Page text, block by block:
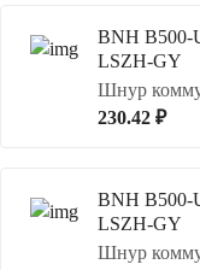
BNH B500-
LSZH-GY
Шнур
230.42 ₽
BNH B500-
LSZH-GY
Шнур